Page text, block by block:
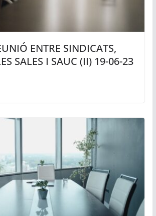
ENTRE SINDICATS,
SALES I SAUC (II) 19-06-23